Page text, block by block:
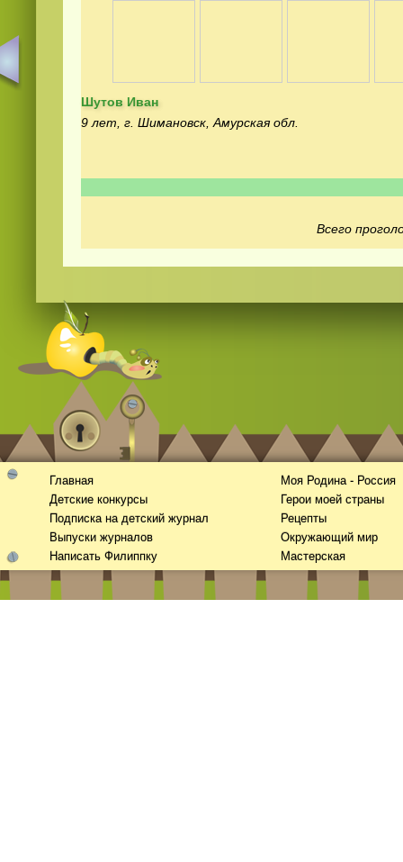
Шутов Иван
9 лет, г. Шимановск, Амурская обл.
Всего
Главная
Детские конкурсы
Подписка на детский журнал
Выпуски журналов
Написать Филиппку
Моя Родина - Россия
Герои моей страны
Рецепты
Окружающий мир
Мастерская